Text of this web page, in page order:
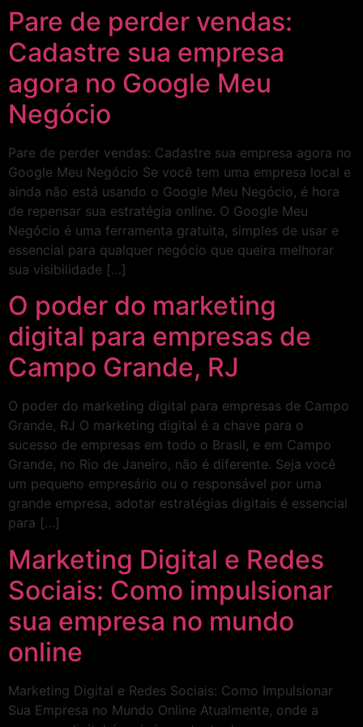
Pare de perder vendas:
Cadastre sua empresa
agora no Google Meu
Negócio
Pare de perder vendas: Cadastre sua empresa agora no
Google Meu Negócio Se você tem uma empresa local e
ainda não está usando o Google Meu Negócio, é hora
de repensar sua estratégia online. O Google Meu
Negócio é uma ferramenta gratuita, simples de usar e
essencial para qualquer negócio que queira melhorar
sua visibilidade […]
O poder do marketing
digital para empresas de
Campo Grande, RJ
O poder do marketing digital para empresas de Campo
Grande, RJ O marketing digital é a chave para o
sucesso de empresas em todo o Brasil, e em Campo
Grande, no Rio de Janeiro, não é diferente. Seja você
um pequeno empresário ou o responsável por uma
grande empresa, adotar estratégias digitais é essencial
para […]
Marketing Digital e Redes
Sociais: Como impulsionar
sua empresa no mundo
online
Marketing Digital e Redes Sociais: Como Impulsionar
Sua Empresa no Mundo Online Atualmente, onde a